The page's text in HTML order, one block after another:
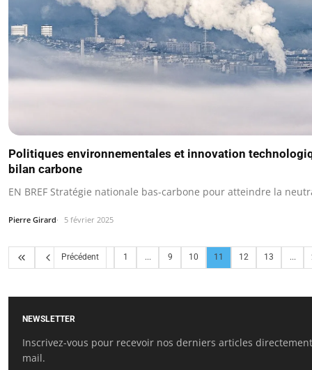
Politiques environnementales et innovation
bilan carbone
EN BREF Stratégie nationale bas-carbone pour atteindre la
Pierre Girard 5 février 2025
Précédent 1 ... 9 10 11 12 13 ...
NEWSLETTER
Inscrivez-vous pour recevoir nos derniers articles
mail.